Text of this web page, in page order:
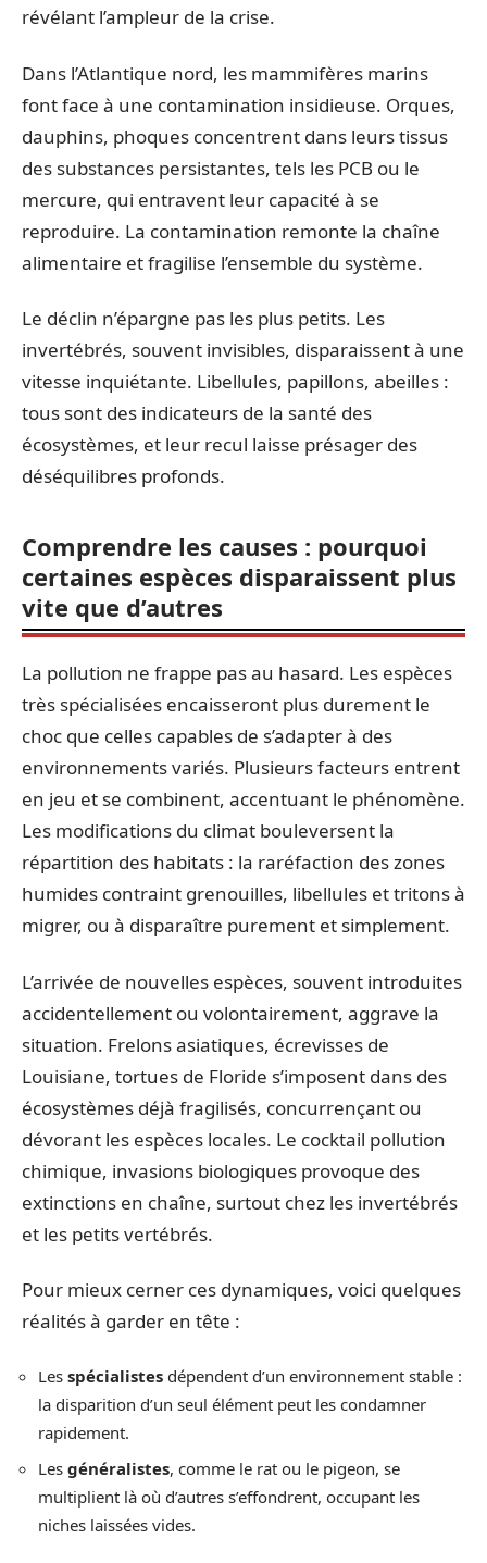
révélant l’ampleur de la crise.
Dans l’Atlantique nord, les mammifères marins
font face à une contamination insidieuse. Orques,
dauphins, phoques concentrent dans leurs tissus
des substances persistantes, tels les PCB ou le
mercure, qui entravent leur capacité à se
reproduire. La contamination remonte la chaîne
alimentaire et fragilise l’ensemble du système.
Le déclin n’épargne pas les plus petits. Les
invertébrés, souvent invisibles, disparaissent à une
vitesse inquiétante. Libellules, papillons, abeilles :
tous sont des indicateurs de la santé des
écosystèmes, et leur recul laisse présager des
déséquilibres profonds.
Comprendre les causes : pourquoi
certaines espèces disparaissent plus
vite que d’autres
La pollution ne frappe pas au hasard. Les espèces
très spécialisées encaisseront plus durement le
choc que celles capables de s’adapter à des
environnements variés. Plusieurs facteurs entrent
en jeu et se combinent, accentuant le phénomène.
Les modifications du climat bouleversent la
répartition des habitats : la raréfaction des zones
humides contraint grenouilles, libellules et tritons à
migrer, ou à disparaître purement et simplement.
L’arrivée de nouvelles espèces, souvent introduites
accidentellement ou volontairement, aggrave la
situation. Frelons asiatiques, écrevisses de
Louisiane, tortues de Floride s’imposent dans des
écosystèmes déjà fragilisés, concurrençant ou
dévorant les espèces locales. Le cocktail pollution
chimique, invasions biologiques provoque des
extinctions en chaîne, surtout chez les invertébrés
et les petits vertébrés.
Pour mieux cerner ces dynamiques, voici quelques
réalités à garder en tête :
Les spécialistes dépendent d’un environnement stable :
la disparition d’un seul élément peut les condamner
rapidement.
Les généralistes, comme le rat ou le pigeon, se
multiplient là où d’autres s’effondrent, occupant les
niches laissées vides.